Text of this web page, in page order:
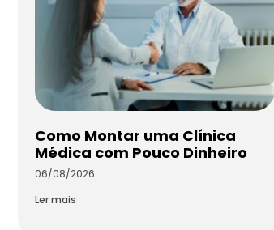
Como Montar uma Clínica
Médica com Pouco Dinheiro
06/08/2026
Ler mais